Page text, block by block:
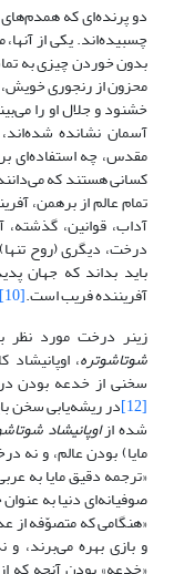
دو پرنده‌ای که
چسبیده‌اند. یکی از
بدون خوردن چیزی به
محزون از رنجوری
خشنود و جلال او را
آسمان نشانده
مقدس، چه استفاده‌ای
کسانی هستند که
تمام عالم از برهمن،
آداب، قوانین،
درخت، دیگری (روح
باید بداند که جهان
آفریننده فریب است.[10]
زینر درخت مورد نظر
شوتاشوتره، اوپانیشاد
سخنی از خدعه بودن
[12] در ریشه‌یابی سخن
شده ازاوپانیشاد
مایا) بودن عالم، و نه
«ترجمه دقیق مایا به
صوفیانه‌ای دنیا به
«هنگامی که متصوّفه از
و بازی بهره می‌برند، و